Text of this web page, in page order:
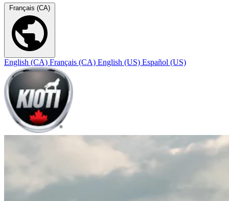
Français (CA)
English (CA) Français (CA) English (US) Español (US)